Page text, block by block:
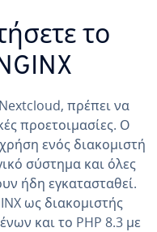
το
πρέπει να
προετοιμασίες. Ο
ενός διακομιστή
σύστημα και όλες
ήδη εγκατασταθεί.
ως διακομιστής
και το PHP 8.3 με